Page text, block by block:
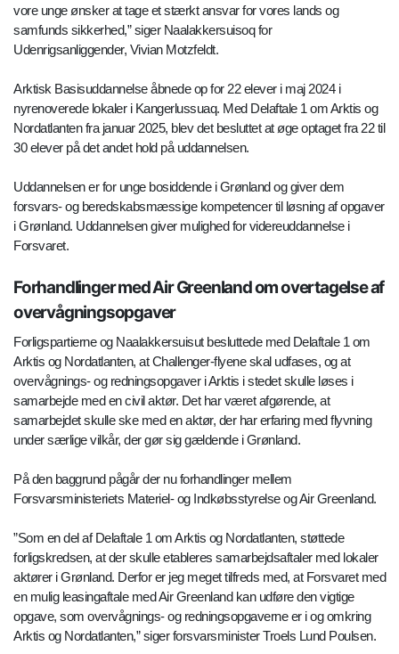
vore unge ønsker at tage et stærkt ansvar for vores lands og
samfunds sikkerhed,” siger Naalakkersuisoq for
Udenrigsanliggender, Vivian Motzfeldt.
Arktisk Basisuddannelse åbnede op for 22 elever i maj 2024 i
nyrenoverede lokaler i Kangerlussuaq. Med Delaftale 1 om Arktis og
Nordatlanten fra januar 2025, blev det besluttet at øge optaget fra 22 til
30 elever på det andet hold på uddannelsen.
Uddannelsen er for unge bosiddende i Grønland og giver dem
forsvars- og beredskabsmæssige kompetencer til løsning af opgaver
i Grønland. Uddannelsen giver mulighed for videreuddannelse i
Forsvaret.
Forhandlinger med Air Greenland om overtagelse af
overvågningsopgaver
Forligspartierne og Naalakkersuisut besluttede med Delaftale 1 om
Arktis og Nordatlanten, at Challenger-flyene skal udfases, og at
overvågnings- og redningsopgaver i Arktis i stedet skulle løses i
samarbejde med en civil aktør. Det har været afgørende, at
samarbejdet skulle ske med en aktør, der har erfaring med flyvning
under særlige vilkår, der gør sig gældende i Grønland.
På den baggrund pågår der nu forhandlinger mellem
Forsvarsministeriets Materiel- og Indkøbsstyrelse og Air Greenland.
”Som en del af Delaftale 1 om Arktis og Nordatlanten, støttede
forligskredsen, at der skulle etableres samarbejdsaftaler med lokaler
aktører i Grønland. Derfor er jeg meget tilfreds med, at Forsvaret med
en mulig leasingaftale med Air Greenland kan udføre den vigtige
opgave, som overvågnings- og redningsopgaverne er i og omkring
Arktis og Nordatlanten,” siger forsvarsminister Troels Lund Poulsen.